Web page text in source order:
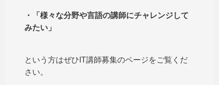
・「様々な分野や言語の講師にチャレンジして
みたい」
という方はぜひIT講師募集のページをご覧くだ
さい。